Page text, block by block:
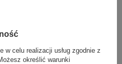
w celu realizacji usług zgodnie z
określić warunki